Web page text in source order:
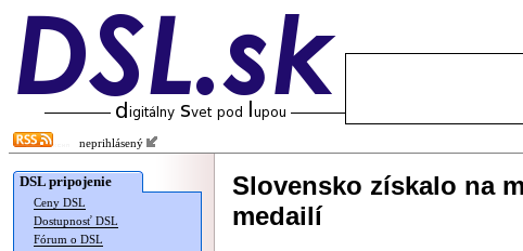
neprihlásený
DSL pripojenie
Ceny DSL
Dostupnosť DSL
Fórum o DSL
Slovensko získalo na
medailí